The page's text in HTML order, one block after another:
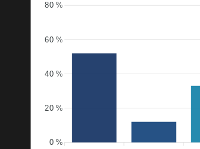
80 %
60 %
40 %
20 %
0 %